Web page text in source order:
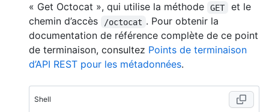
« Get Octocat », qui utilise la méthode
GET
et le
chemin d’accès
/octocat . Pour obtenir la
documentation de référence complète de ce point
de terminaison, consultez Points de terminaison
d’API REST pour les métadonnées.
Shell